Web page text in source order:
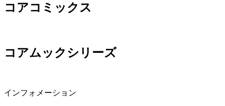
コアコミックス
コアムックシリーズ
インフォメーション